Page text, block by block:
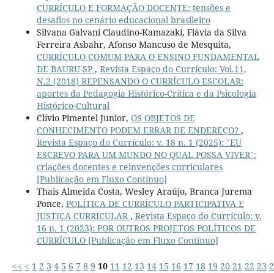
CURRÍCULO E FORMAÇÃO DOCENTE: tensões e
desafios no cenário educacional brasileiro
Silvana Galvani Claudino-Kamazaki, Flávia da Silva
Ferreira Asbahr, Afonso Mancuso de Mesquita,
CURRÍCULO COMUM PARA O ENSINO FUNDAMENTAL
DE BAURU-SP , Revista Espaço do Currículo: Vol.11,
N.2 (2018) REPENSANDO O CURRÍCULO ESCOLAR:
aportes da Pedagogia Histórico-Crítica e da Psicologia
Histórico-Cultural
Clívio Pimentel Junior, OS OBJETOS DE
CONHECIMENTO PODEM ERRAR DE ENDEREÇO? ,
Revista Espaço do Currículo: v. 18 n. 1 (2025): "EU
ESCREVO PARA UM MUNDO NO QUAL POSSA VIVER":
criações docentes e reinvenções curriculares
[Publicação em Fluxo Contínuo]
Thais Almeida Costa, Wesley Araújo, Branca Jurema
Ponce, POLÍTICA DE CURRÍCULO PARTICIPATIVA E
JUSTIÇA CURRICULAR, Revista Espaço do Currículo: v.
16 n. 1 (2023): POR OUTROS PROJETOS POLÍTICOS DE
CURRÍCULO [Publicação em Fluxo Contínuo]
<< < 1 2 3 4 5 6 7 8 9 10 11 12 13 14 15 16 17 18 19 20 21 22 23